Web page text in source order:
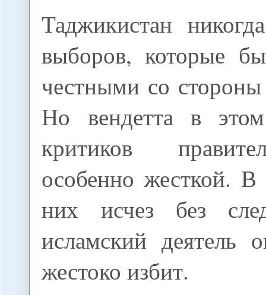
Таджикистан
выборов, которые
честными со
Но вендетта в
критиков
особенно жесткой.
них исчез без
исламский деятель
жестоко избит.